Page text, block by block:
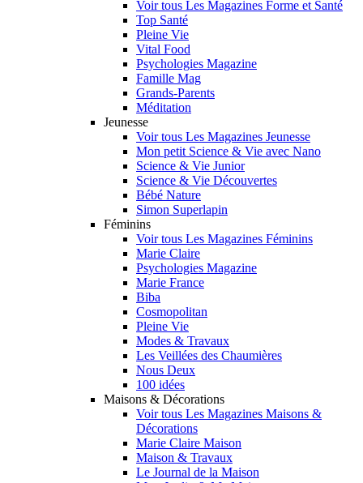
Voir tous Les Magazines Forme et Santé
Top Santé
Pleine Vie
Vital Food
Psychologies Magazine
Famille Mag
Grands-Parents
Méditation
Jeunesse
Voir tous Les Magazines Jeunesse
Mon petit Science & Vie avec Nano
Science & Vie Junior
Science & Vie Découvertes
Bébé Nature
Simon Superlapin
Féminins
Voir tous Les Magazines Féminins
Marie Claire
Psychologies Magazine
Marie France
Biba
Cosmopolitan
Pleine Vie
Modes & Travaux
Les Veillées des Chaumières
Nous Deux
100 idées
Maisons & Décorations
Voir tous Les Magazines Maisons &
Décorations
Marie Claire Maison
Maison & Travaux
Le Journal de la Maison